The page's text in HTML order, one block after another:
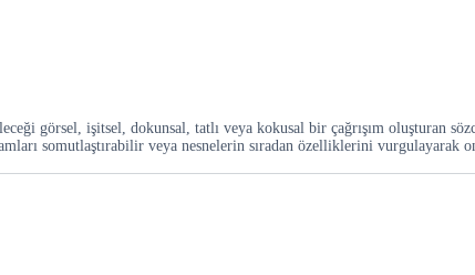
görsel, işitsel, dokunsal, tatlı veya kokusal bir çağrışım oluşturan
somutlaştırabilir veya nesnelerin sıradan özelliklerini vurgulayarak